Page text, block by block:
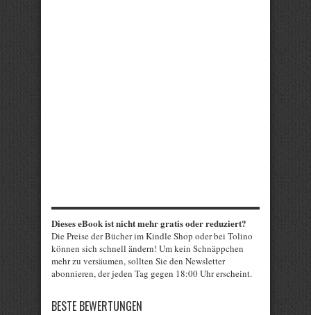
Dieses eBook ist nicht mehr gratis oder reduziert?
Die Preise der Bücher im Kindle Shop oder bei Tolino
können sich schnell ändern! Um kein Schnäppchen
mehr zu versäumen, sollten Sie den Newsletter
abonnieren, der jeden Tag gegen 18:00 Uhr erscheint.
BESTE BEWERTUNGEN